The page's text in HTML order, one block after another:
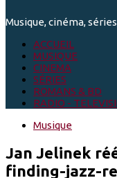
Musique, cinéma,
ACCUEIL
MUSIQUE
CINEMA
SÉRIES
ROMANS & BD
RADIO -
Musique
Jan Jelinek
finding-jazz-